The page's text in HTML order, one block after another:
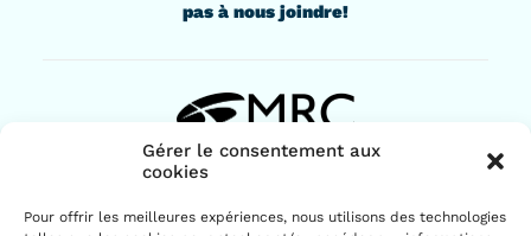
Gérer le consentement aux
cookies
Pour offrir les meilleures expériences, nous utilisons des technologies
pas à nous joindre!
Drummondville (Québec) J2B 1G6